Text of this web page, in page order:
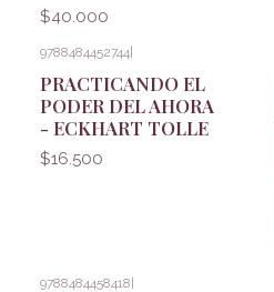
$40.000
9788484452744
PRACTICANDO EL
PODER DEL AHORA
- ECKHART TOLLE
$16.500
9788484458418|